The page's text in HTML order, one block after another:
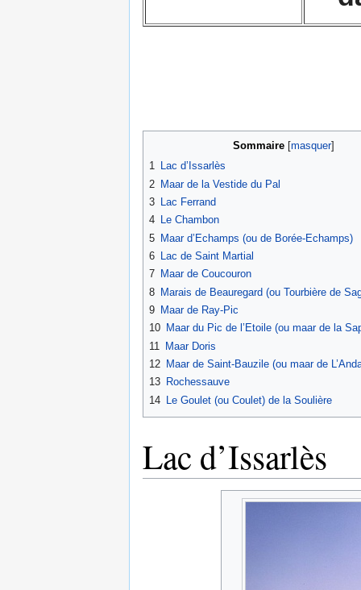
Sommaire masquer]
1 Lac d’Issarlès
2 Maar de la Vestide du Pal
3 Lac Ferrand
4 Le Chambon
5 Maar d’Echamps (ou de Borée-Echamps)
6 Lac de Saint Martial
7 Maar de Coucouron
8 Marais de Beauregard (ou Tourbière de
9 Maar de Ray-Pic
10 Maar du Pic de l’Etoile (ou maar de la
11
Maar Doris
12 Maar de Saint-Bauzile (ou maar de
13 Rochessauve
14 Le Goulet (ou Coulet) de la Soulière
Lac d’Issarlès